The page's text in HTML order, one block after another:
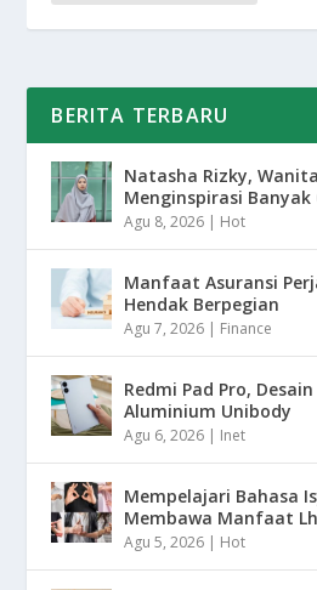
BERITA TERBARU
Natasha Rizky,
Menginspirasi Banyak
Agu 8, 2026 | Hot
Manfaat Asuransi
Hendak Berpegian
Agu 7, 2026 | Finance
Redmi Pad Pro,
Aluminium Unibody
Agu 6, 2026 | Inet
Mempelajari Bahasa
Membawa Manfaat
Agu 5, 2026 | Hot